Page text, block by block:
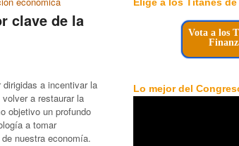
clave de la
a incentivar la
a restaurar la
objetivo un profundo
a tomar
nuestra economía.
Vota a los
Lo mejor del